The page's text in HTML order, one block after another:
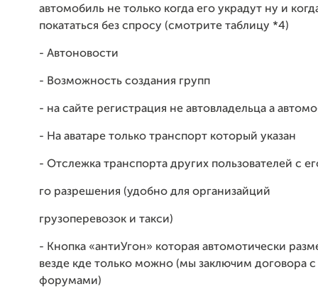
автомобиль не только когда его украдут ну и
покататься без спросу (смотрите таблицу *4)
- Автоновости
- Возможность создания групп
- на сайте регистрация не автовладельца а
- На аватаре только транспорт который указан
- Отслежка транспорта других пользователей с
го разрешения (удобно для организайций
грузоперевозок и такси)
- Кнопка «антиУгон» которая автомотически
везде кде только можно (мы заключим договора
форумами)